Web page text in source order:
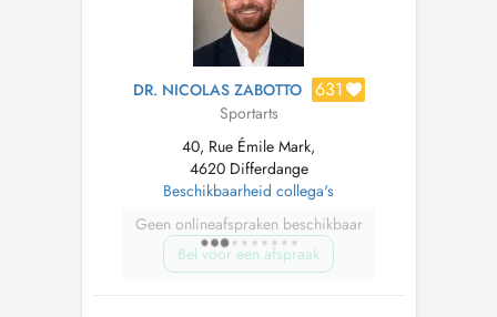
DR. NICOLAS ZABOTTO 631
Sportarts
40, Rue Émile Mark,
4620 Differdange
Beschikbaarheid collega's
Geen onlineafspraken beschikbaar
Bel voor een afspraak